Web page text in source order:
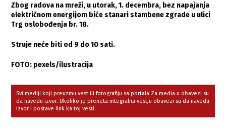
Zbog radova na mreži, u utorak, 1. decembra, bez napajanja
električnom energijom biće stanari stambene zgrade u ulici
Trg oslobođenja br. 18.
Struje neće biti od 9 do 10 sati.
FOTO: pexels/ilustracija
Svi mediji koji preuzmu vest ili fotografiju sa portala Za media u obavezi su
da navedu izvor. Ukoliko je preneta integralna vest,u obavezi su da navedu
izvor i postave link ka toj vesti.